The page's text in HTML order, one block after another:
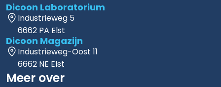
Dicoon Laboratorium
Industrieweg 5
6662 PA Elst
Dicoon Magazijn
Industrieweg-Oost 11
6662 NE Elst
Meer over